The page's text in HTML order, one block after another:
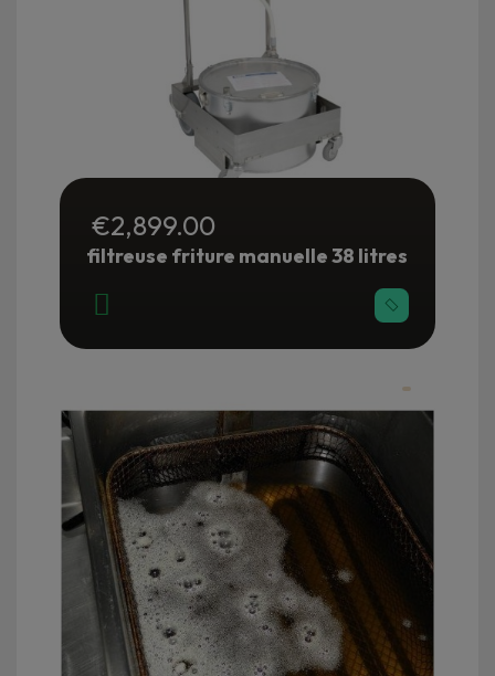
€2,899.00
filtreuse friture manuelle 38 litres